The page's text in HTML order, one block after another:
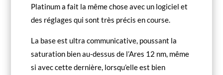
Platinum a fait la même chose avec un logiciel et
des réglages qui sont très précis en course.
La base est ultra communicative, poussant la
saturation bien au-dessus de l’Ares 12 nm, même
si avec cette dernière, lorsqu’elle est bien